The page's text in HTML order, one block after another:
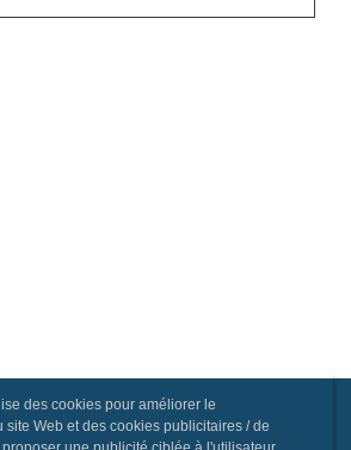
des cookies pour améliorer le
site Web et des cookies publicitaires / de